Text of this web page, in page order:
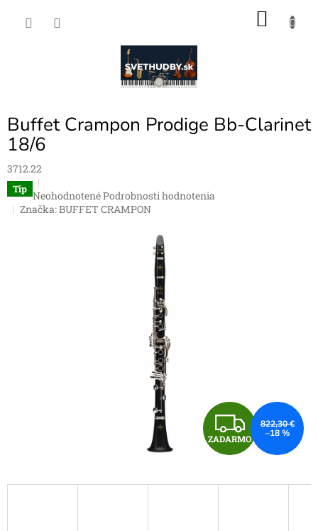
Buffet Crampon Prodige Bb-Clarinet
18/6
3712.22
Tip Priemerné
hodnotenie
NeohodnotenéPodrobnosti hodnotenia
Značka:BUFFET CRAMPON
Z
A
D
ZADARMO
822,30 €
–18 %